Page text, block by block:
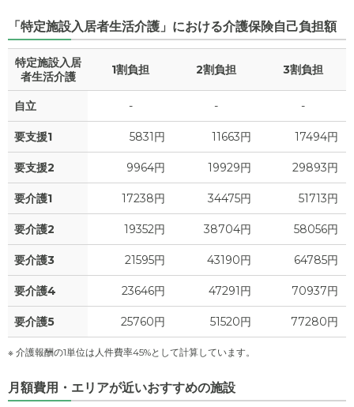
「特定施設入居者生活介護」における介護保険自己負担額
特定施設入居
者生活介護
1割負担 2割負担 3割負担
自立 - - -
要支援1 5831円 11663円 17494円
要支援2 9964円 19929円 29893円
要介護1 17238円 34475円 51713円
要介護2 19352円 38704円 58056円
要介護3 21595円 43190円 64785円
要介護4 23646円 47291円 70937円
要介護5 25760円 51520円 77280円
※ 介護報酬の1単位は人件費率45%として計算しています。
月額費用・エリアが近いおすすめの施設